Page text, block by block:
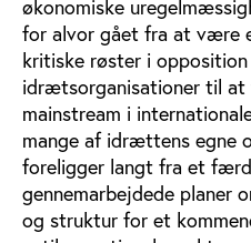
økonomiske
for alvor gået fra at være
kritiske røster i
idrætsorganisationer til
mainstream i
mange af idrættens egne
foreligger langt fra et
gennemarbejdede planer
og struktur for et